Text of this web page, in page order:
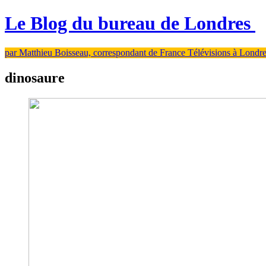
Le Blog du bureau de Londres
par Matthieu Boisseau, correspondant de France Télévisions à
dinosaure